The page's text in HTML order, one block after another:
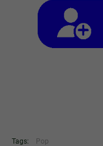
Tags: Pop